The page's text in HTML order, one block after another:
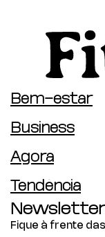
Bem-estar
Business
Agora
Tendência
Newsletter
Fique à frente